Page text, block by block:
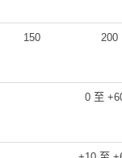
150 200
0 至